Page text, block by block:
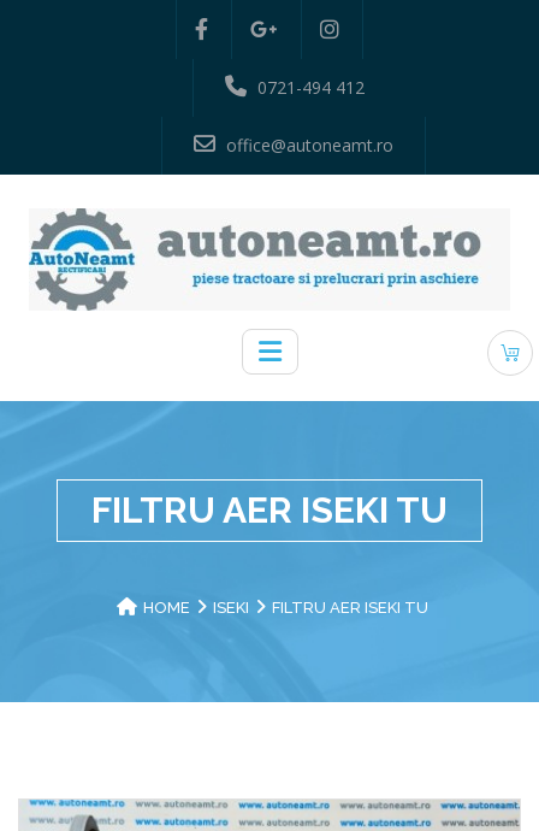
0721-494 412
office@autoneamt.ro
FILTRU AER ISEKI TU
HOME ISEKI FILTRU AER ISEKI TU